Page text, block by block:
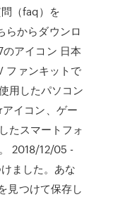
（faq）を
らからダウンロ
アイコン 日本
ファンキットで
用したパソコン
イコン、ゲー
たスマートフォ
2018/12/05 -
ました。あな
見つけて保存し